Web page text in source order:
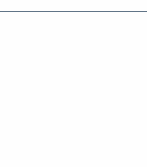
Sekolah